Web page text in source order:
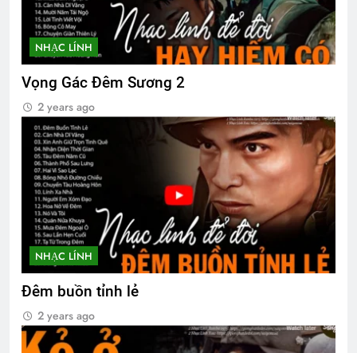
How to copy an image on internet?
2 Years Ago
Liên Đoàn 81 Biệt Cách Nhảy Dù
2 Years Ago
NHẠC LÍNH
Vọng Gác Đêm Sương 2
2 years ago
NHẠC LÍNH
Đêm buồn tỉnh lẻ
2 years ago